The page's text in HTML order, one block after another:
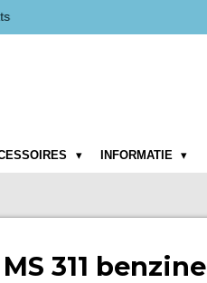
INFORMATIE
311 benzine